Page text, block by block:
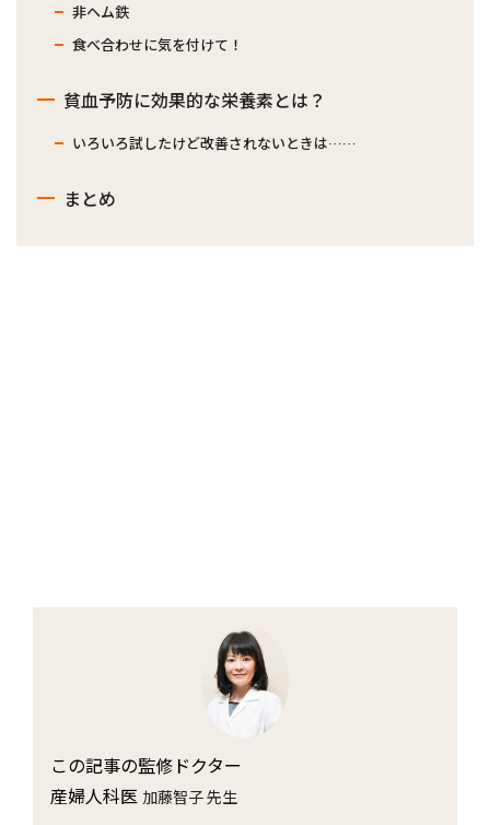
非ヘム鉄
食べ合わせに気を付けて！
貧血予防に効果的な栄養素とは？
いろいろ試したけど改善されないときは……
まとめ
この記事の監修ドクター
産婦人科医 加藤智子 先生